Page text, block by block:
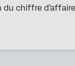
chiffre